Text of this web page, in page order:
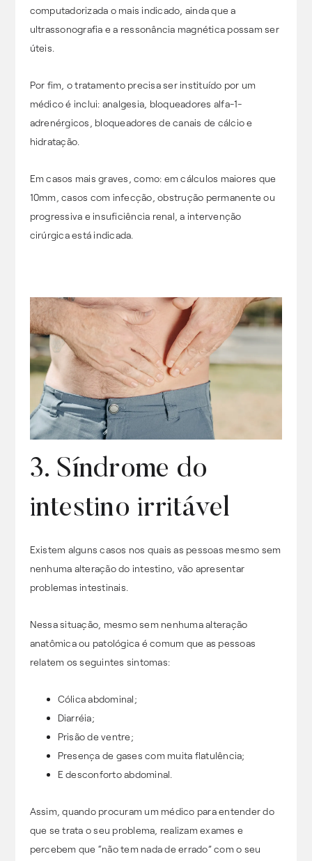
computadorizada o mais indicado, ainda que a
ultrassonografia e a ressonância magnética possam ser
úteis.
Por fim, o tratamento precisa ser instituído por um
médico é inclui: analgesia, bloqueadores alfa-1-
adrenérgicos, bloqueadores de canais de cálcio e
hidratação.
Em casos mais graves, como: em cálculos maiores que
10mm, casos com infecção, obstrução permanente ou
progressiva e insuficiência renal, a intervenção
cirúrgica está indicada.
3. Síndrome do
intestino irritável
Existem alguns casos nos quais as pessoas mesmo sem
nenhuma alteração do intestino, vão apresentar
problemas intestinais.
Nessa situação, mesmo sem nenhuma alteração
anatômica ou patológica é comum que as pessoas
relatem os seguintes sintomas:
Cólica abdominal;
Diarréia;
Prisão de ventre;
Presença de gases com muita flatulência;
E desconforto abdominal.
Assim, quando procuram um médico para entender do
que se trata o seu problema, realizam exames e
percebem que “não tem nada de errado” com o seu